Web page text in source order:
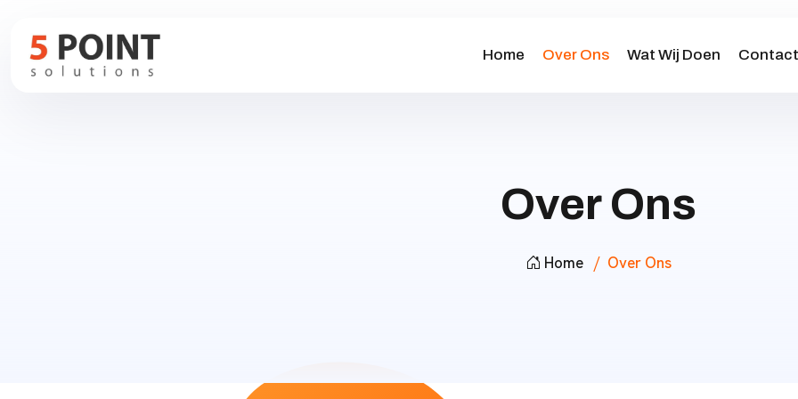
Home Over Ons Wat Wij Doen
Over Ons
Home Over Ons